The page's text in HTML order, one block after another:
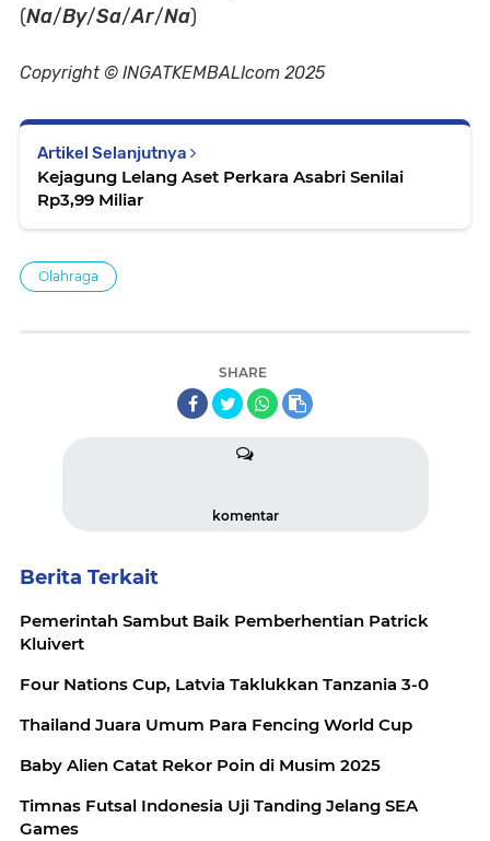
(Na/By/Sa/Ar/Na)
Copyright © INGATKEMBALIcom 2025
Artikel Selanjutnya
Kejagung Lelang Aset Perkara Asabri Senilai
Rp3,99 Miliar
Olahraga
SHARE
komentar
Berita Terkait
Pemerintah Sambut Baik Pemberhentian Patrick
Kluivert
Four Nations Cup, Latvia Taklukkan Tanzania 3-0
Thailand Juara Umum Para Fencing World Cup
Baby Alien Catat Rekor Poin di Musim 2025
Timnas Futsal Indonesia Uji Tanding Jelang SEA
Games